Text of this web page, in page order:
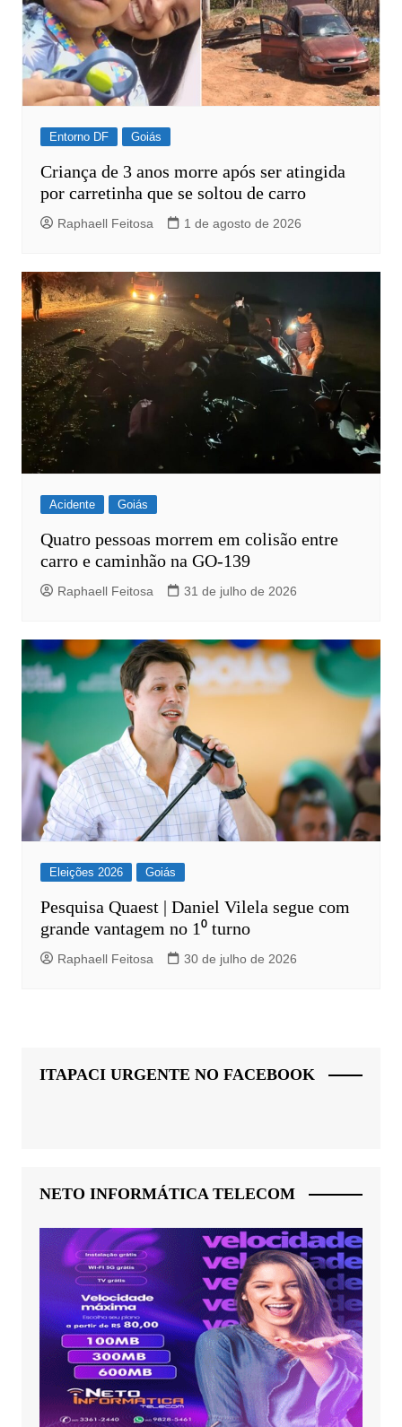
Entorno DF Goiás
Criança de 3 anos morre após ser atingida
por carretinha que se soltou de carro
Raphaell Feitosa 1 de agosto de 2026
Acidente Goiás
Quatro pessoas morrem em colisão entre
carro e caminhão na GO-139
Raphaell Feitosa 31 de julho de 2026
Eleições 2026 Goiás
Pesquisa Quaest | Daniel Vilela segue com
grande vantagem no 1⁰ turno
Raphaell Feitosa 30 de julho de 2026
ITAPACI URGENTE NO FACEBOOK
NETO INFORMÁTICA TELECOM